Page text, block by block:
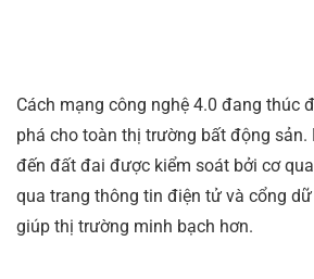
Cách mạng công nghệ 4.0 đang thúc
phá cho toàn thị trường bất động sản.
đến đất đai được kiểm soát bởi cơ
qua trang thông tin điện tử và cổng
giúp thị trường minh bạch hơn.